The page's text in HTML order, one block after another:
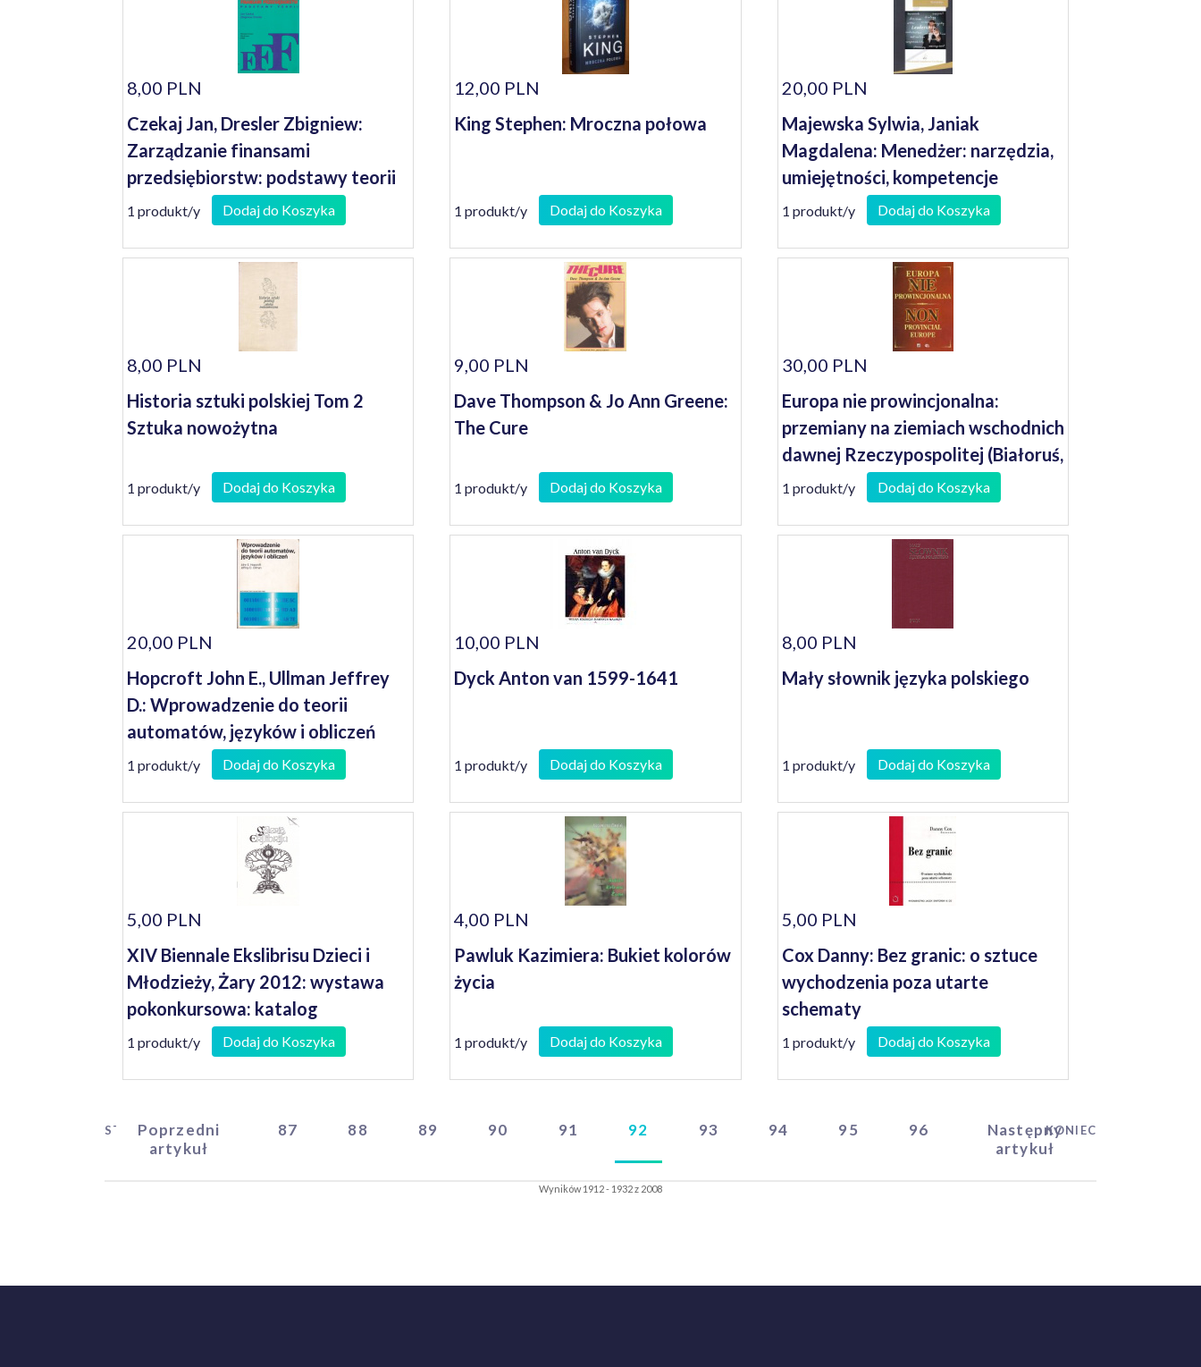
8,00 PLN
Czekaj Jan, Dresler Zbigniew:
Zarządzanie finansami
przedsiębiorstw: podstawy teorii
1 produkt/y Dodaj do Koszyka
12,00 PLN
King Stephen: Mroczna połowa
1 produkt/y Dodaj do Koszyka
20,00 PLN
Majewska Sylwia, Janiak
Magdalena: Menedżer: narzędzia,
umiejętności, kompetencje
1 produkt/y Dodaj do Koszyka
8,00 PLN
Historia sztuki polskiej Tom 2
Sztuka nowożytna
1 produkt/y Dodaj do Koszyka
9,00 PLN
Dave Thompson & Jo Ann Greene:
The Cure
1 produkt/y Dodaj do Koszyka
30,00 PLN
Europa nie prowincjonalna:
przemiany na ziemiach wschodnich
dawnej Rzeczypospolitej (Białoruś,
Litwa, Łotwa, Ukraina, wchodnie
pogranicze III Rzeczypospolitej
Polskiej) w latach 1771-1999
1 produkt/y Dodaj do Koszyka
20,00 PLN
Hopcroft John E., Ullman Jeffrey
D.: Wprowadzenie do teorii
automatów, języków i obliczeń
1 produkt/y Dodaj do Koszyka
10,00 PLN
Dyck Anton van 1599-1641
1 produkt/y Dodaj do Koszyka
8,00 PLN
Mały słownik języka polskiego
1 produkt/y Dodaj do Koszyka
5,00 PLN
XIV Biennale Ekslibrisu Dzieci i
Młodzieży, Żary 2012: wystawa
pokonkursowa: katalog
1 produkt/y Dodaj do Koszyka
4,00 PLN
Pawluk Kazimiera: Bukiet kolorów
życia
1 produkt/y Dodaj do Koszyka
5,00 PLN
Cox Danny: Bez granic: o sztuce
wychodzenia poza utarte
schematy
1 produkt/y Dodaj do Koszyka
STARTPoprzedni
artykuł
87 88 89 90 91 92 93 94 95 96
Następny
artykuł
KONIEC
Wyników 1912 - 1932 z 2008